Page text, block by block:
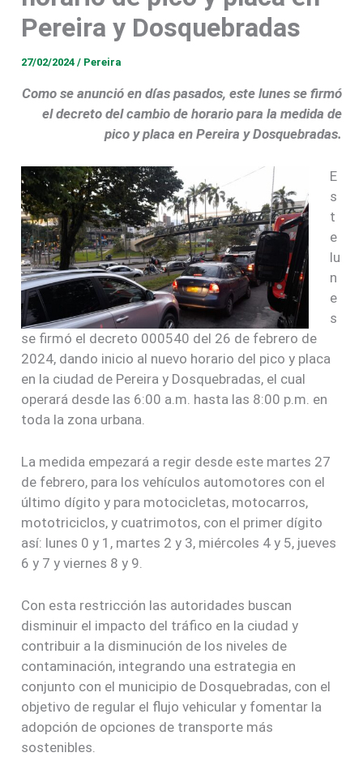
Pereira y Dosquebradas
27/02/2024/ Pereira
Como se anunció en días pasados, este lunes se firmó
el decreto del cambio de horario para la medida de
pico y placa en Pereira y Dosquebradas.
E
s
t
e
lu
n
e
s
se firmó el decreto 000540 del 26 de febrero de
2024, dando inicio al nuevo horario del pico y placa
en la ciudad de Pereira y Dosquebradas, el cual
operará desde las 6:00 a.m. hasta las 8:00 p.m. en
toda la zona urbana.
La medida empezará a regir desde este martes 27
de febrero, para los vehículos automotores con el
último dígito y para motocicletas, motocarros,
mototriciclos, y cuatrimotos, con el primer dígito
así: lunes 0 y 1, martes 2 y 3, miércoles 4 y 5, jueves
6 y 7 y viernes 8 y 9.
Con esta restricción las autoridades buscan
disminuir el impacto del tráfico en la ciudad y
contribuir a la disminución de los niveles de
contaminación, integrando una estrategia en
conjunto con el municipio de Dosquebradas, con el
objetivo de regular el flujo vehicular y fomentar la
adopción de opciones de transporte más
sostenibles.